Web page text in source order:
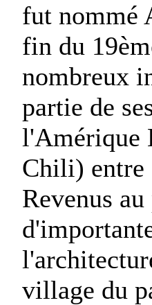
fut nommé
fin du
nombreux
partie de
l'Amérique
Chili) entre
Revenus
village du